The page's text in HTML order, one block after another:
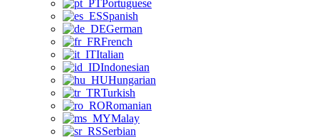
Portuguese
Spanish
German
French
Italian
Indonesian
Hungarian
Turkish
Romanian
Malay
Serbian